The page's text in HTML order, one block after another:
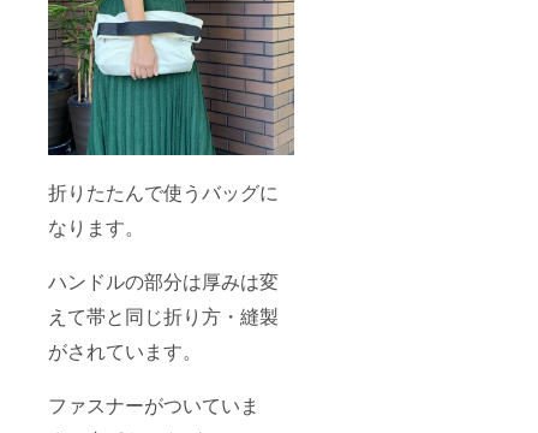
折りたたんで使うバッグに
なります。
ハンドルの部分は厚みは変
えて帯と同じ折り方・縫製
がされています。
ファスナーがついていま